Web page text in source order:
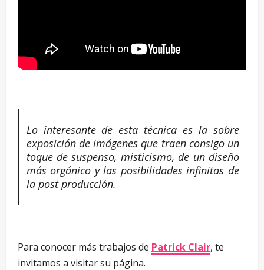
Lo interesante de esta técnica es la sobre
exposición de imágenes que traen consigo un
toque de suspenso, misticismo, de un diseño
más orgánico y las posibilidades infinitas de
la post producción.
Para conocer más trabajos de Patrick Clair, te
invitamos a visitar su página.